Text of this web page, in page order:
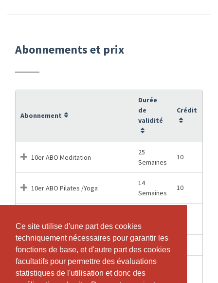
Ce site utilise d'une part des cookies
techniquement nécessaires pour garantir les
fonctions de base, et d'autre part des cookies
facultatifs pour permettre des évaluations
statistiques de l'utilisation et donc des
Ce site utilise d'une part des cookies
techniquement nécessaires pour garantir les
fonctions de base, et d'autre part des cookies
facultatifs pour permettre des évaluations
statistiques de l'utilisation et donc des
Abonnements et prix
Abonnement
Durée
de
validité
Crédit
10er ABO Meditation
25
Semaines
10
10er ABO Pilates /Yoga
14
Semaines
10
buchen
Semaines
Pilates/Yoga, 24 Trainings
Pilates/Yoga; Für die zweite
Lektion in der Woche wenn schon ein
7 Mois